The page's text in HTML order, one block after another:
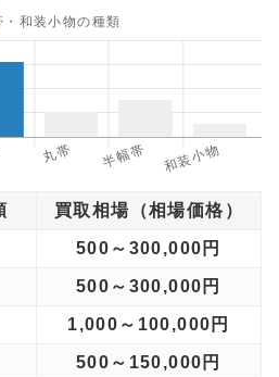
買取相場（相場価格）
500～300,000円
500～300,000円
1,000～100,000円
500～150,000円